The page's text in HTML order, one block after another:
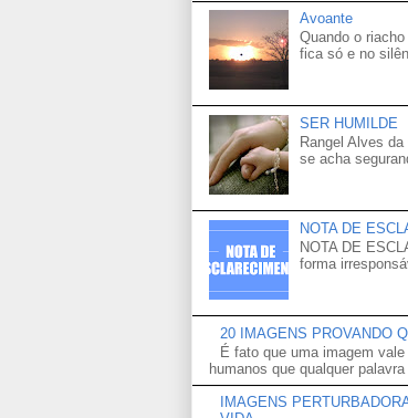
Avoante
Quando o
fica só e no
SER HUMILDE
Rangel Alves
se acha
NOTA DE
NOTA DE
forma
20 IMAGENS PROVANDO
É fato que uma imagem
humanos que qualquer
IMAGENS